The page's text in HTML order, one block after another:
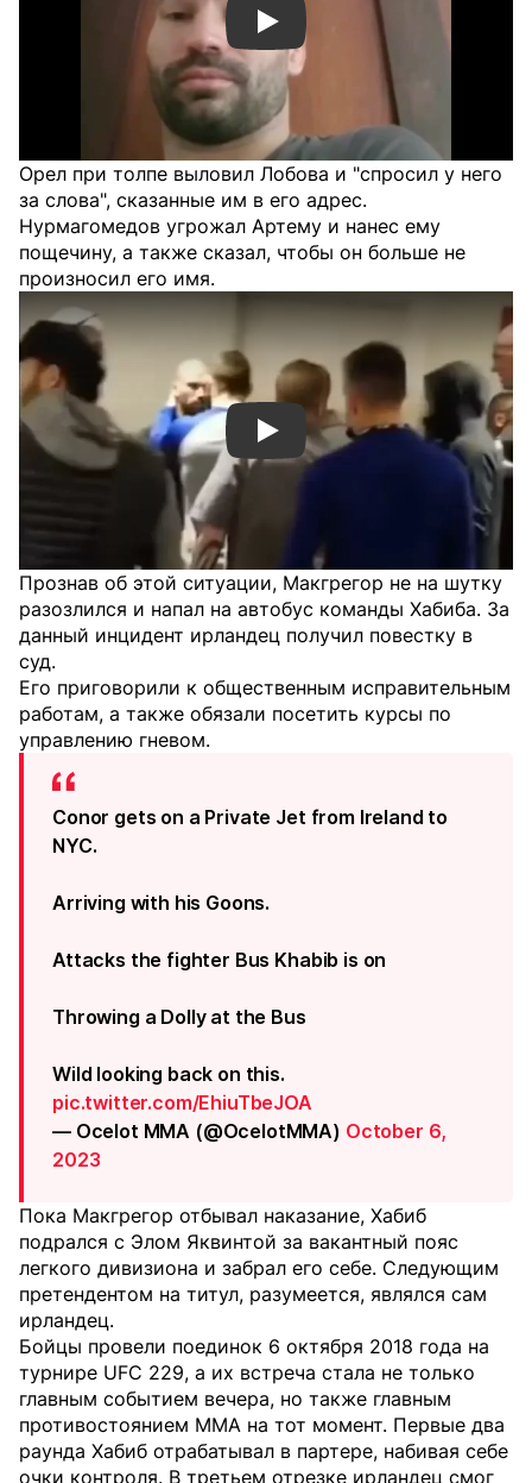
Смотреть видео YouTube
Орел при толпе выловил Лобова и "спросил у него
за слова", сказанные им в его адрес.
Нурмагомедов угрожал Артему и нанес ему
пощечину, а также сказал, чтобы он больше не
произносил его имя.
Смотреть видео YouTube
Прознав об этой ситуации, Макгрегор не на шутку
разозлился и напал на автобус команды Хабиба. За
данный инцидент ирландец получил повестку в
суд.
Его приговорили к общественным исправительным
работам, а также обязали посетить курсы по
управлению гневом.
Conor gets on a Private Jet from Ireland to
NYC.
Arriving with his Goons.
Attacks the fighter Bus Khabib is on
Throwing a Dolly at the Bus
Wild looking back on this.
pic.twitter.com/EhiuTbeJOA
— Ocelot MMA (@OcelotMMA) October 6,
2023
Пока Макгрегор отбывал наказание, Хабиб
подрался с Элом Яквинтой за вакантный пояс
легкого дивизиона и забрал его себе. Следующим
претендентом на титул, разумеется, являлся сам
ирландец.
Бойцы провели поединок 6 октября 2018 года на
турнире UFC 229, а их встреча стала не только
главным событием вечера, но также главным
противостоянием MMA на тот момент. Первые два
раунда Хабиб отрабатывал в партере, набивая себе
очки контроля. В третьем отрезке ирландец смог